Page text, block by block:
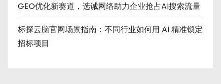
GEO优化新赛道，选诚网络助力企业抢占AI搜索流量
标探云脑官网场景指南：不同行业如何用 AI 精准锁定
招标项目